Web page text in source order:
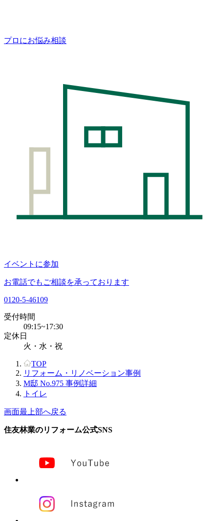
プロにお悩み相談
イベントに参加
お電話でもご相談を承っております
0120-5-46109
受付時間
09:15~17:30
定休日
火・水・祝
TOP
リフォーム・リノベーション事例
M邸 No.975 事例詳細
トイレ
画面最上部へ戻る
住友林業のリフォーム公式SNS